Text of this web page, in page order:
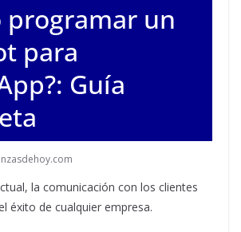
programar un
para
Guía
la comunicación con los clientes
éxito de cualquier empresa.